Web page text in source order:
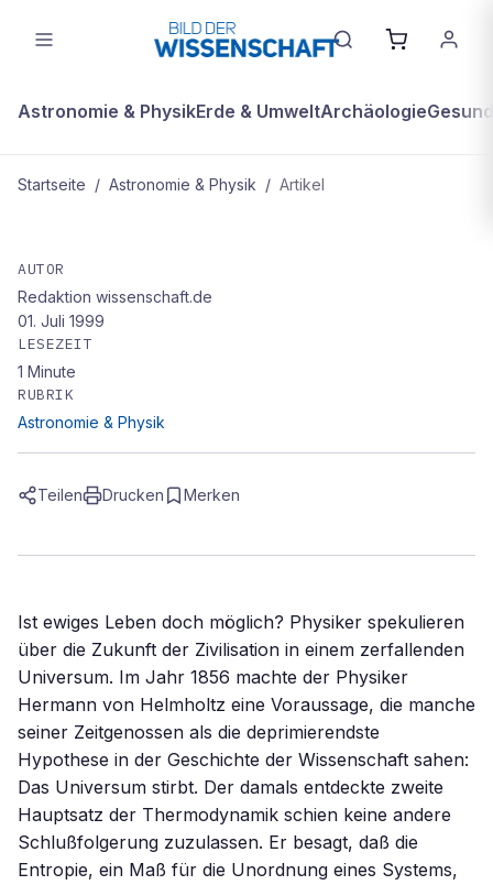
Astronomie & PhysikErde & UmweltArchäologie
Startseite / Astronomie & Physik / Artikel
Titelthema - Bis in alle Ewigkeit:
Leben auf der Kriechspur
AUTOR
Redaktion wissenschaft.de
01. Juli 1999
LESEZEIT
1 Minute
RUBRIK
Astronomie & Physik
Teilen Drucken Merken
Ist ewiges Leben doch möglich? Physiker spekulieren
über die Zukunft der Zivilisation in einem zerfallenden
Universum. Im Jahr 1856 machte der Physiker
Hermann von Helmholtz eine Voraussage, die manche
seiner Zeitgenossen als die deprimierendste
Hypothese in der Geschichte der Wissenschaft sahen:
Das Universum stirbt. Der damals entdeckte zweite
Hauptsatz der Thermodynamik schien keine andere
Schlußfolgerung zuzulassen. Er besagt, daß die
Entropie, ein Maß für die Unordnung eines Systems,